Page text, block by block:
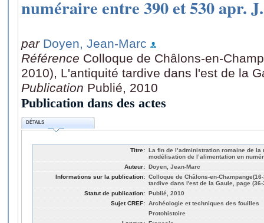
numéraire entre 390 et 530 apr.
par Doyen, Jean-Marc
Référence Colloque de Châlons-en-
2010), L'antiquité tardive dans l'est de la
Publication Publié, 2010
Publication dans des actes
DÉTAILS
Titre: La fin de l’administration romaine de
modélisation de l’alimentation en
Auteur: Doyen, Jean-Marc
Informations sur la publication: Colloque de Châlons-en-
tardive dans l'est de la Gaule, page (36-
Statut de publication: Publié, 2010
Sujet CREF: Archéologie et techniques des fouilles
Protohistoire